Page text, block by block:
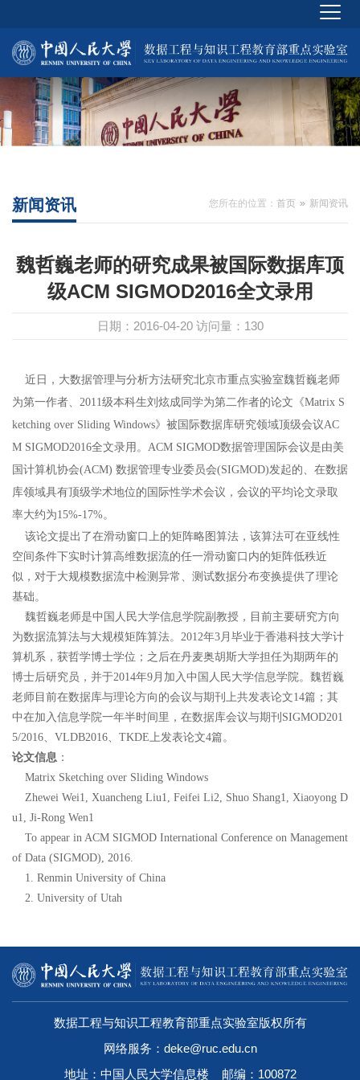
您所在的位置： 首页 新闻资讯
新闻资讯
魏哲巍老师的研究成果被国际数据库顶
级ACM SIGMOD2016全文录用
日期：2016-04-20 访问量： 130
近日，大数据管理与分析方法研究北京市重点实验室魏哲巍老师
为第一作者、2011级本科生刘炫成同学为第二作者的论文《Matrix S
ketching over Sliding Windows》被国际数据库研究领域顶级会议AC
M SIGMOD2016全文录用。ACM SIGMOD数据管理国际会议是由美
国计算机协会(ACM) 数据管理专业委员会(SIGMOD)发起的、在数据
库领域具有顶级学术地位的国际性学术会议，会议的平均论文录取
率大约为15%-17%。
该论文提出了在滑动窗口上的矩阵略图算法，该算法可在亚线性
空间条件下实时计算高维数据流的任一滑动窗口内的矩阵低秩近
似，对于大规模数据流中检测异常、测试数据分布变换提供了理论
基础。
魏哲巍老师是中国人民大学信息学院副教授，目前主要研究方向
为数据流算法与大规模矩阵算法。2012年3月毕业于香港科技大学计
算机系，获哲学博士学位；之后在丹麦奥胡斯大学担任为期两年的
博士后研究员，并于2014年9月加入中国人民大学信息学院。魏哲巍
老师目前在数据库与理论方向的会议与期刊上共发表论文14篇；其
中在加入信息学院一年半时间里，在数据库会议与期刊SIGMOD201
5/2016、VLDB2016、TKDE上发表论文4篇。
论文信息 ：
Matrix Sketching over Sliding Windows
Zhewei Wei1, Xuancheng Liu1, Feifei Li2, Shuo Shang1, Xiaoyong D
u1, Ji-Rong Wen1
To appear in ACM SIGMOD International Conference on Management
of Data (SIGMOD), 2016.
1. Renmin University of China
2. University of Utah
数据工程与知识工程教育部重点实验室版权所有
网络服务：deke@ruc.edu.cn
地址：中国人民大学信息楼 邮编：100872